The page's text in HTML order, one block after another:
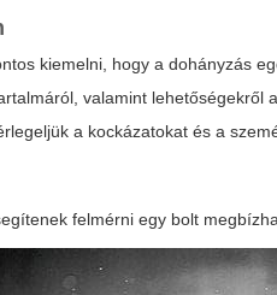
kiemelni, hogy a dohányzás
valamint lehetőségekről
a kockázatokat és a
felmérni egy bolt